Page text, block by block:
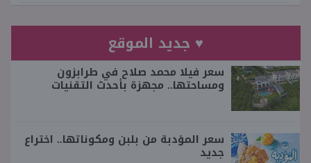
♥ جديد الموقع
سعر فيلا محمد صلاح في طرابزون
ومساحتها.. مجهزة بأحدث التقنيات
سعر المؤدبة من بلبن ومكوناتها.. اختراع
جديد